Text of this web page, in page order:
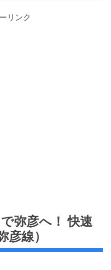
リンク
弥彦へ！ 快速
彦線）